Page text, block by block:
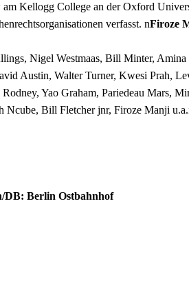
Kellogg College an der Oxford
verfasst. nFiroze
Nigel Westmaas, Bill Minter,
Austin, Walter Turner, Kwesi Prah,
Yao Graham, Pariedeau Mars,
Ncube, Bill Fletcher jnr, Firoze Manji
DB: Berlin Ostbahnhof